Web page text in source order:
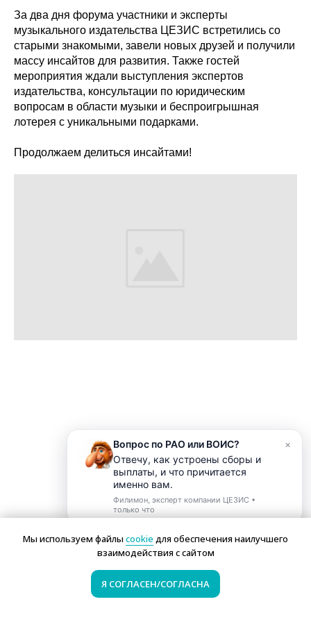
Мы используем файлы cookie для обеспечения наилучшего
взаимодействия с сайтом
Я СОГЛАСЕН/СОГЛАСНА
За два дня форума участники и эксперты
музыкального издательства ЦЕЗИС встретились со
старыми знакомыми, завели новых друзей и получили
массу инсайтов для развития. Также гостей
мероприятия ждали выступления экспертов
издательства, консультации по юридическим
вопросам в области музыки и беспроигрышная
лотерея с уникальными подарками.
Продолжаем делиться инсайтами!
Вопрос по РАО или ВОИС?
Отвечу, как устроены сборы и
выплаты, и что причитается
именно вам.
Филимон, эксперт компании ЦЕЗИС •
только что
×